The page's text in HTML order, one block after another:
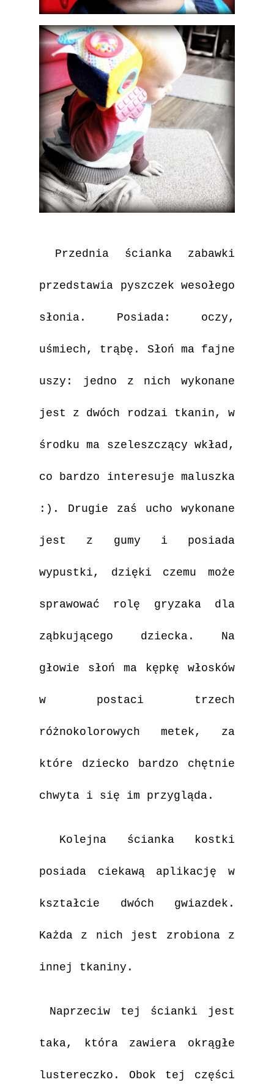
Przednia ścianka zabawki
przedstawia pyszczek wesołego
słonia. Posiada: oczy,
uśmiech, trąbę. Słoń ma fajne
uszy: jedno z nich wykonane
jest z dwóch rodzai tkanin, w
środku ma szeleszczący wkład,
co bardzo interesuje maluszka
:) . Drugie zaś ucho wykonane
jest z gumy i posiada
wypustki, dzięki czemu może
sprawować rolę gryzaka dla
ząbkującego dziecka. Na
głowie słoń ma kępkę włosków
w postaci trzech
różnokolorowych metek, za
które dziecko bardzo chętnie
chwyta i się im przygląda.
Kolejna ścianka kostki
posiada ciekawą aplikację w
kształcie dwóch gwiazdek.
Każda z nich jest zrobiona z
innej tkaniny.
Naprzeciw tej ścianki jest
taka, która zawiera okrągłe
lustereczko. Obok tej części